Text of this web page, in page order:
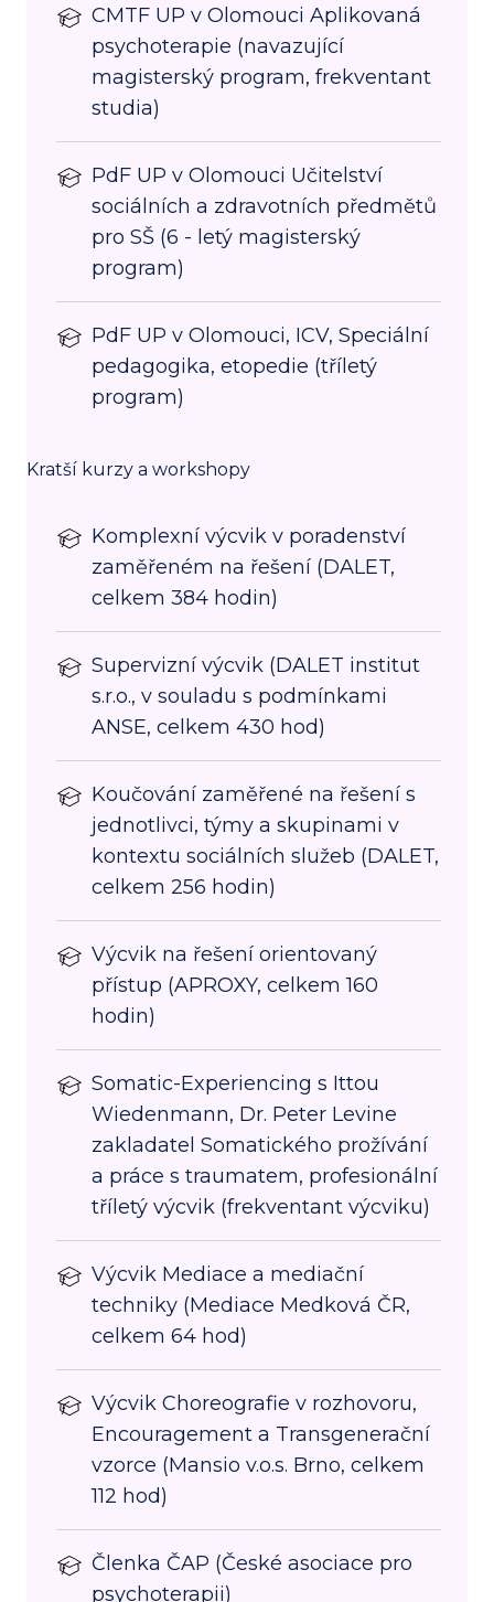
CMTF UP v Olomouci Aplikovaná
psychoterapie (navazující
magisterský program, frekventant
studia)
PdF UP v Olomouci Učitelství
sociálních a zdravotních předmětů
pro SŠ (6 - letý magisterský
program)
PdF UP v Olomouci, ICV, Speciální
pedagogika, etopedie (tříletý
program)
Kratší kurzy a workshopy
Komplexní výcvik v poradenství
zaměřeném na řešení (DALET,
celkem 384 hodin)
Supervizní výcvik (DALET institut
s.r.o., v souladu s podmínkami
ANSE, celkem 430 hod)
Koučování zaměřené na řešení s
jednotlivci, týmy a skupinami v
kontextu sociálních služeb (DALET,
celkem 256 hodin)
Výcvik na řešení orientovaný
přístup (APROXY, celkem 160
hodin)
Somatic-Experiencing s Ittou
Wiedenmann, Dr. Peter Levine
zakladatel Somatického prožívání
a práce s traumatem, profesionální
tříletý výcvik (frekventant výcviku)
Výcvik Mediace a mediační
techniky (Mediace Medková ČR,
celkem 64 hod)
Výcvik Choreografie v rozhovoru,
Encouragement a Transgenerační
vzorce (Mansio v.o.s. Brno, celkem
112 hod)
Členka ČAP (České asociace pro
psychoterapii)